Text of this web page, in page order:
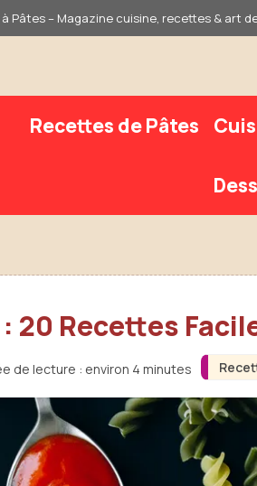
à Pâtes – Magazine cuisine, recettes & art
Recettes de Pâtes
20 Recettes
de lecture : environ 4 minutes